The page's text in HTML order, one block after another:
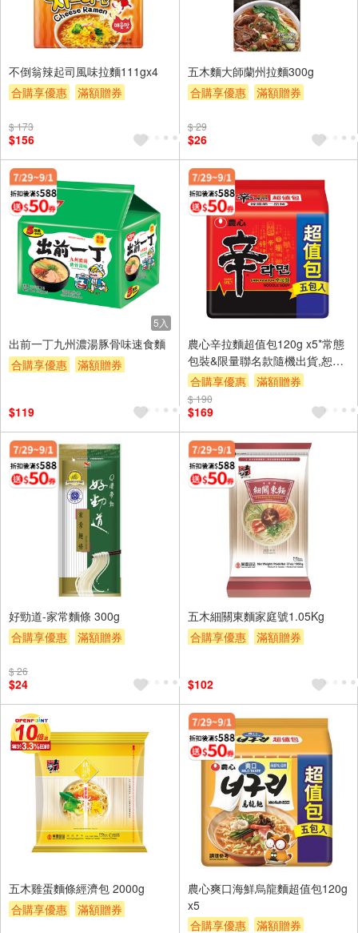
不倒翁辣起司風味拉麵111gx4
合購享優惠
滿額贈券
$ 173
$156
五木麵大師蘭州拉麵300g
合購享優惠
滿額贈券
$ 29
$26
5入
出前一丁九州濃湯豚骨味速食麵
合購享優惠
滿額贈券
$119
農心辛拉麵超值包120g x5*常態
包裝&限量聯名款隨機出貨,恕不
指定(以實際出貨為主)
合購享優惠
滿額贈券
贈$200
$ 190
$169
好勁道-家常麵條 300g
合購享優惠
滿額贈券
$ 26
$24
五木細關東麵家庭號1.05Kg
合購享優惠
滿額贈券
$102
五木雞蛋麵條經濟包 2000g
合購享優惠
滿額贈券
農心爽口海鮮烏龍麵超值包120g
x5
合購享優惠
滿額贈券